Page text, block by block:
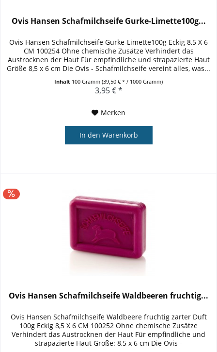
Ovis Hansen Schafmilchseife Gurke-Limette100g...
Ovis Hansen Schafmilchseife Gurke-Limette100g Eckig 8,5 X 6
CM 100254 Ohne chemische Zusätze Verhindert das
Austrocknen der Haut Für empfindliche und strapazierte Haut
Größe 8,5 x 6 cm Die Ovis - Schafmilchseife vereint alles, was...
Inhalt 100 Gramm(39,50 € * / 1000 Gramm)
3,95 € *
Merken
In den Warenkorb
Ovis Hansen Schafmilchseife Waldbeeren fruchtig...
Ovis Hansen Schafmilchseife Waldbeere fruchtig zarter Duft
100g Eckig 8,5 X 6 CM 100252 Ohne chemische Zusätze
Verhindert das Austrocknen der Haut Für empfindliche und
strapazierte Haut Größe: 8,5 x 6 cm Die Ovis -